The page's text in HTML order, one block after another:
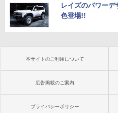
レイズのパワー
色登場!!
本サイトのご利用について
広告掲載のご案内
プライバシーポリシー